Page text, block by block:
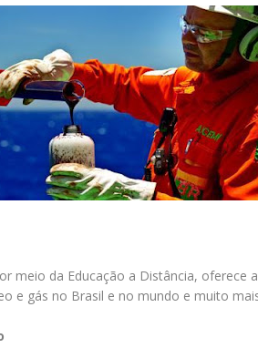
meio da Educação a Distância, oferece
e gás no Brasil e no mundo e muito